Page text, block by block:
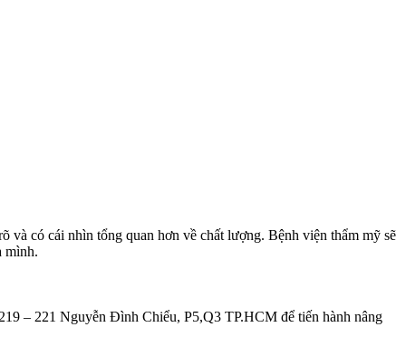
có cái nhìn tổng quan hơn về chất lượng. Bệnh viện thẩm mỹ sẽ
mình.
– 221 Nguyễn Đình Chiểu, P5,Q3 TP.HCM để tiến hành nâng